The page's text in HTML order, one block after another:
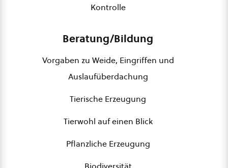
Kontrolle
Beratung/Bildung
Vorgaben zu Weide, Eingriffen und
Auslaufüberdachung
Tierische Erzeugung
Tierwohl auf einen Blick
Pflanzliche Erzeugung